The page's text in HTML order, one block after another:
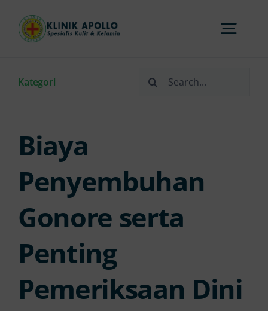
Home
Layanan
FAQs
Artikel
Kontak Kami
Kategori
Search
Biaya
Penyembuhan
Gonore serta
Penting
Pemeriksaan Dini